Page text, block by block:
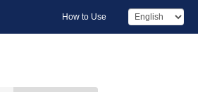
How to Use